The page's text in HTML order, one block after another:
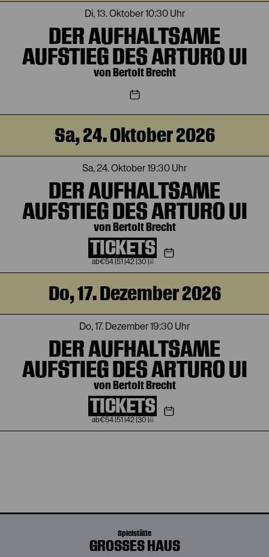
Di, 13. Oktober10:30 Uhr
DER AUFHALTSAME
AUFSTIEG DES ARTURO UI
von Bertolt Brecht
Sa, 24. Oktober 2026
Sa, 24. Oktober19:30 Uhr
DER AUFHALTSAME
AUFSTIEG DES ARTURO UI
von Bertolt Brecht
TICKETS
€54 51 42 30 |8
Do, 17. Dezember 2026
Do, 17. Dezember19:30 Uhr
DER AUFHALTSAME
AUFSTIEG DES ARTURO UI
von Bertolt Brecht
TICKETS
€54 51 42 30 |8
Spielstätte
GROSSES HAUS